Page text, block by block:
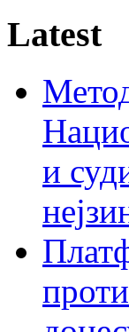
Latest
и